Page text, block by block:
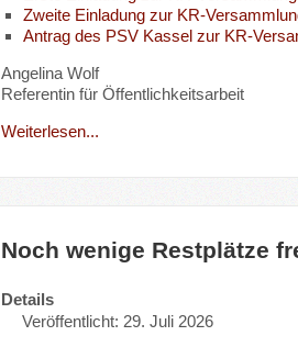
Zweite Einladung zur KR-
Antrag des PSV Kassel zur KR-
Angelina Wolf
Referentin für Öffentlichkeitsarbeit
Weiterlesen...
Noch wenige Restplätze
Details
Veröffentlicht: 29. Juli 2026